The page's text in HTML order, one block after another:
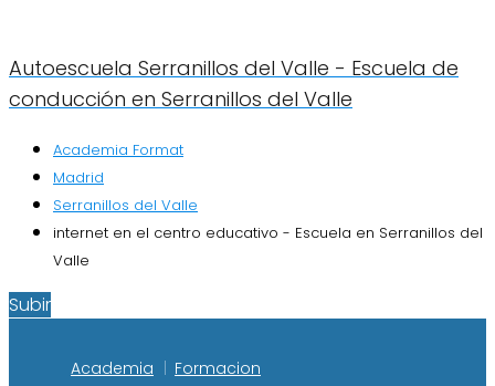
Autoescuela Serranillos del Valle - Escuela de
conducción en Serranillos del Valle
Academia Format
Madrid
Serranillos del Valle
internet en el centro educativo - Escuela en Serranillos del
Valle
Subir
Academia Formacion